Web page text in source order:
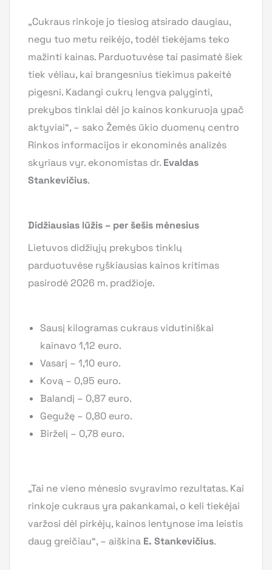
„Cukraus rinkoje jo tiesiog atsirado daugiau,
negu tuo metu reikėjo, todėl tiekėjams teko
mažinti kainas. Parduotuvėse tai pasimatė šiek
tiek vėliau, kai brangesnius tiekimus pakeitė
pigesni. Kadangi cukrų lengva palyginti,
prekybos tinklai dėl jo kainos konkuruoja ypač
aktyviai“, – sako Žemės ūkio duomenų centro
Rinkos informacijos ir ekonominės analizės
skyriaus vyr. ekonomistas dr. Evaldas
Stankevičius.
Didžiausias lūžis – per šešis mėnesius
Lietuvos didžiųjų prekybos tinklų
parduotuvėse ryškiausias kainos kritimas
pasirodė 2026 m. pradžioje.
Sausį kilogramas cukraus vidutiniškai
kainavo 1,12 euro.
Vasarį – 1,10 euro.
Kovą – 0,95 euro.
Balandį – 0,87 euro.
Gegužę – 0,80 euro.
Birželį – 0,78 euro.
„Tai ne vieno mėnesio svyravimo rezultatas. Kai
rinkoje cukraus yra pakankamai, o keli tiekėjai
varžosi dėl pirkėjų, kainos lentynose ima leistis
daug greičiau“, – aiškina E. Stankevičius.